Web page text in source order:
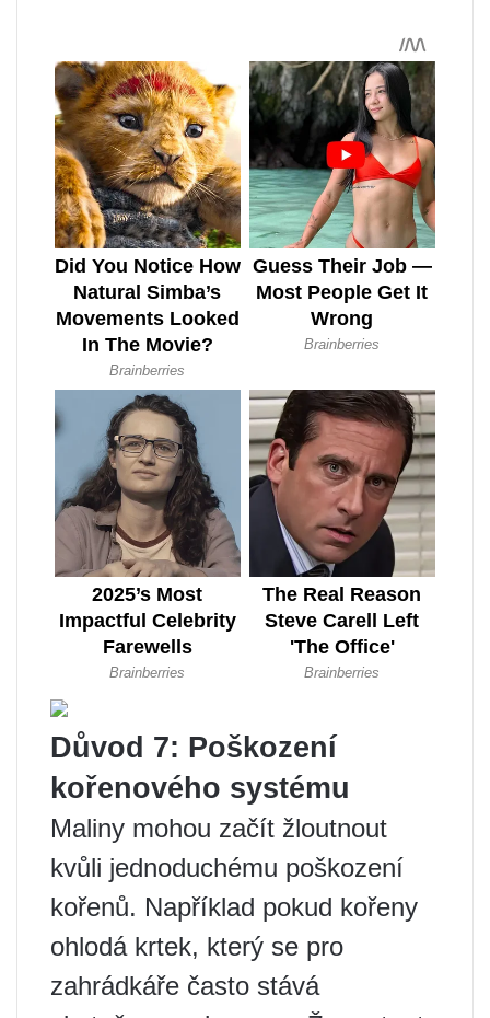
Důvod 7: Poškození
kořenového systému
Maliny mohou začít žloutnout
kvůli jednoduchému poškození
kořenů. Například pokud kořeny
ohlodá krtek, který se pro
zahrádkáře často stává